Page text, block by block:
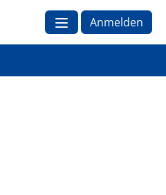
Anmelden